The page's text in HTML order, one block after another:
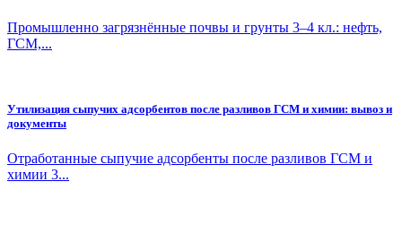
Промышленно загрязнённые почвы и грунты 3–4 кл.: нефть,
ГСМ,...
Утилизация сыпучих адсорбентов после разливов ГСМ и химии: вывоз и
документы
Отработанные сыпучие адсорбенты после разливов ГСМ и
химии 3...